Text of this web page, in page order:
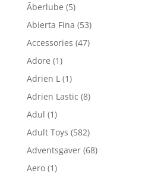
Ãberlube (5)
Abierta Fina (53)
Accessories (47)
Adore (1)
Adrien L (1)
Adrien Lastic (8)
Adul (1)
Adult Toys (582)
Adventsgaver (68)
Aero (1)